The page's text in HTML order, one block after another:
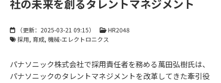
社の未来を創るタレントマネジメント
（更新： 2025-03-21 09:15）
HR2048
採用 育成 機械-エレクトロニクス
パナソニック株式会社で採用責任者を務める萬田弘樹氏は、
パナソニックのタレントマネジメントを改革してきた牽引役